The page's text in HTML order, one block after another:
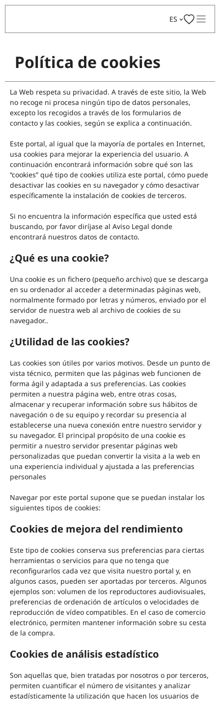
contenido
ES
Política de cookies
La Web respeta su privacidad. A través de este sitio, la Web
no recoge ni procesa ningún tipo de datos personales,
excepto los recogidos a través de los formularios de
contacto y las cookies, según se explica a continuación.
Este portal, al igual que la mayoría de portales en Internet,
usa cookies para mejorar la experiencia del usuario. A
continuación encontrará información sobre qué son las
“cookies” qué tipo de cookies utiliza este portal, cómo puede
desactivar las cookies en su navegador y cómo desactivar
específicamente la instalación de cookies de terceros.
Si no encuentra la información específica que usted está
buscando, por favor diríjase al Aviso Legal donde
encontrará nuestros datos de contacto.
¿Qué es una cookie?
Una cookie es un fichero (pequeño archivo) que se descarga
en su ordenador al acceder a determinadas páginas web,
normalmente formado por letras y números, enviado por el
servidor de nuestra web al archivo de cookies de su
navegador..
¿Utilidad de las cookies?
Las cookies son útiles por varios motivos. Desde un punto de
vista técnico, permiten que las páginas web funcionen de
forma ágil y adaptada a sus preferencias. Las cookies
permiten a nuestra página web, entre otras cosas,
almacenar y recuperar información sobre sus hábitos de
navegación o de su equipo y recordar su presencia al
establecerse una nueva conexión entre nuestro servidor y
su navegador. El principal propósito de una cookie es
permitir a nuestro servidor presentar páginas web
personalizadas que puedan convertir la visita a la web en
una experiencia individual y ajustada a las preferencias
personales
Navegar por este portal supone que se puedan instalar los
siguientes tipos de cookies:
Cookies de mejora del rendimiento
Este tipo de cookies conserva sus preferencias para ciertas
herramientas o servicios para que no tenga que
reconfigurarlos cada vez que visita nuestro portal y, en
algunos casos, pueden ser aportadas por terceros. Algunos
ejemplos son: volumen de los reproductores audiovisuales,
preferencias de ordenación de artículos o velocidades de
reproducción de vídeo compatibles. En el caso de comercio
electrónico, permiten mantener información sobre su cesta
de la compra.
Cookies de análisis estadístico
Son aquellas que, bien tratadas por nosotros o por terceros,
permiten cuantificar el número de visitantes y analizar
estadísticamente la utilización que hacen los usuarios de